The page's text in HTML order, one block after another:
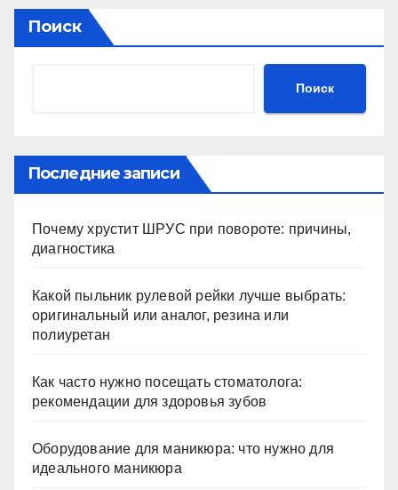
Поиск
Поиск
Последние записи
Почему хрустит ШРУС при повороте: причины,
диагностика
Какой пыльник рулевой рейки лучше выбрать:
оригинальный или аналог, резина или
полиуретан
Как часто нужно посещать стоматолога:
рекомендации для здоровья зубов
Оборудование для маникюра: что нужно для
идеального маникюра